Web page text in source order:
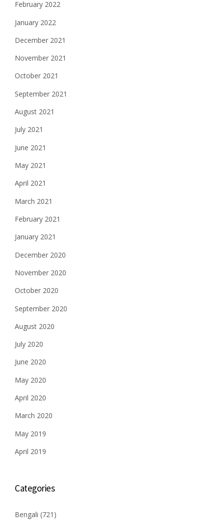
February 2022
January 2022
December 2021
November 2021
October 2021
September 2021
August 2021
July 2021
June 2021
May 2021
April 2021
March 2021
February 2021
January 2021
December 2020
November 2020
October 2020
September 2020
August 2020
July 2020
June 2020
May 2020
April 2020
March 2020
May 2019
April 2019
Categories
Bengali (721)